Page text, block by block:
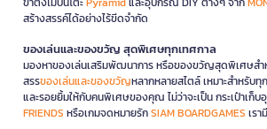
สร้างสรรค์ได้อย่างไร้ขีดจำกัด
ของเล่นและของขวัญ สุดพิเศษทุกเทศกาล
มองหาของเล่นเสริมพัฒนาการ หรือของขวัญสุดพิเศษสำ
สรรของเล่นและของขวัญหลากหลายสไตล์ เหมาะสำหรับ
และรอยยิ้มให้กับคนพิเศษของคุณ ไม่ว่าจะเป็น กระเป๋าเก็
FRIENDS หรือเกมจดหมายรักSIAM BOARDGAMES เรา